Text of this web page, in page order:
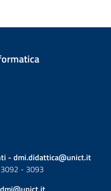
- dmi.didattica@unict.it
- 3093